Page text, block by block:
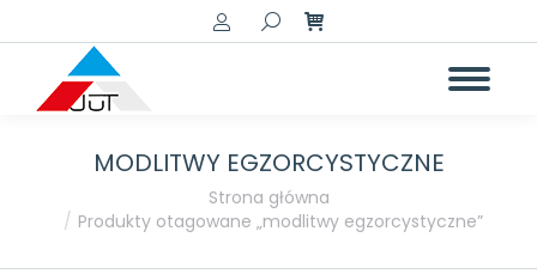
Szukaj:
MODLITWY EGZORCYSTYCZNE
Strona główna
Produkty otagowane „modlitwy egzorcystyczne”